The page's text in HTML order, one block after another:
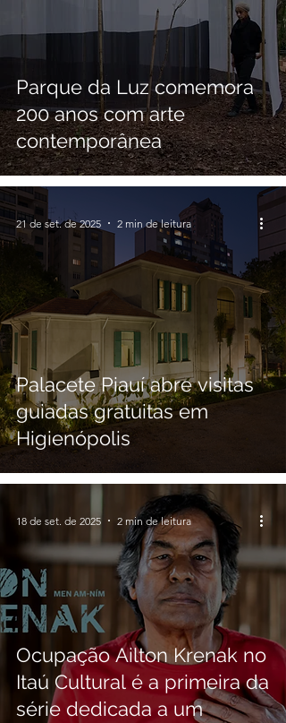
Parque da Luz comemora
200 anos com arte
contemporânea
Palacete Piauí abre visitas
guiadas gratuitas em
Higienópolis
21 de set. de 2025 2 min de leitura
Ocupação Ailton Krenak no
Itaú Cultural é a primeira da
série dedicada a um
18 de set. de 2025 2 min de leitura